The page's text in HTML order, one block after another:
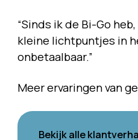
“Sinds ik de Bi-Go
kleine lichtpuntjes in
onbetaalbaar.”
Meer ervaringen van
Bekijk alle